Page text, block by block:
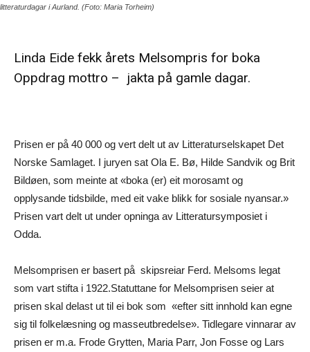
litteraturdagar i Aurland. (Foto: Maria Torheim)
Linda Eide fekk årets Melsompris for boka
Oppdrag mottro – jakta på gamle dagar.
Prisen er på 40 000 og vert delt ut av Litteraturselskapet Det
Norske Samlaget. I juryen sat Ola E. Bø, Hilde Sandvik og Brit
Bildøen, som meinte at «boka (er) eit morosamt og
opplysande tidsbilde, med eit vake blikk for sosiale nyansar.»
Prisen vart delt ut under opninga av Litteratursymposiet i
Odda.
Melsomprisen er basert på skipsreiar Ferd. Melsoms legat
som vart stifta i 1922.Statuttane for Melsomprisen seier at
prisen skal delast ut til ei bok som «efter sitt innhold kan egne
sig til folkelæsning og masseutbredelse». Tidlegare vinnarar av
prisen er m.a. Frode Grytten, Maria Parr, Jon Fosse og Lars